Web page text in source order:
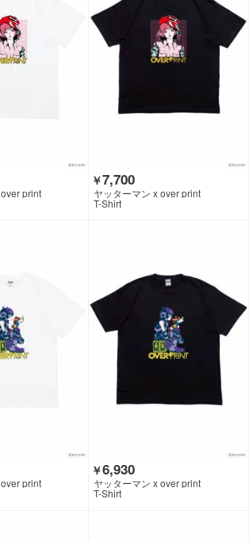
print
￥7,700
ヤッターマン x over print
T-Shirt
print
￥6,930
ヤッターマン x over print
T-Shirt